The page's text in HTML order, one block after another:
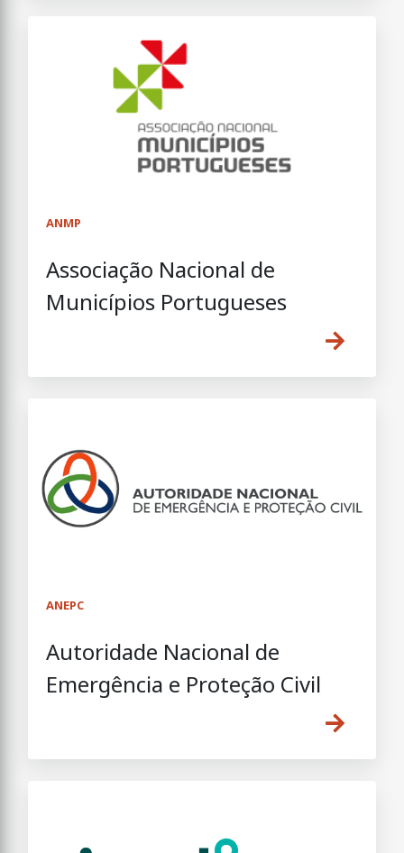
ANMP
Associação Nacional de
Municípios Portugueses
ANEPC
Autoridade Nacional de
Emergência e Proteção Civil